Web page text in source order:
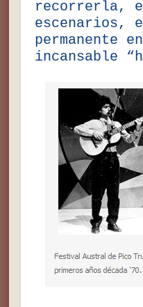
recorrerla,
escenarios,
permanente
incansable